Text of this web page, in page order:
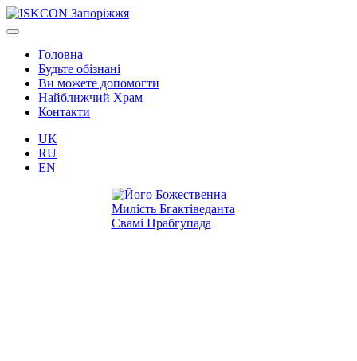
Головна
Будьте обізнані
Ви можете допомогти
Найближчий Храм
Контакти
UK
RU
EN